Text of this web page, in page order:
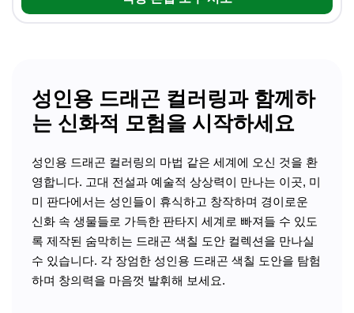
성인용 드래곤 컬러링과 함께하
는 신화적 모험을 시작하세요
성인용 드래곤 컬러링의 마법 같은 세계에 오신 것을 환
영합니다. 고대 전설과 예술적 상상력이 만나는 이곳, 미
미 판다에서는 성인들이 휴식하고 창작하며 경이로운
신화 속 생물들로 가득한 판타지 세계로 빠져들 수 있도
록 제작된 숨막히는 드래곤 색칠 도안 컬렉션을 만나실
수 있습니다. 각 장엄한 성인용 드래곤 색칠 도안을 탐험
하며 창의력을 마음껏 발휘해 보세요.